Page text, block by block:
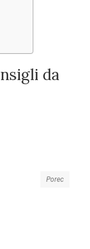
da
Porec